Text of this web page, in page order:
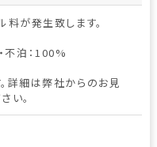
料が発生致します。
不泊：100%
詳細は弊社からのお見
い。